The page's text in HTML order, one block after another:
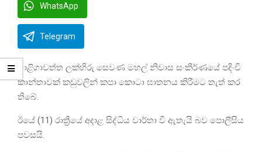
WhatsApp
Telegram
මාළිගාවත්ත ලක්හිරු සෙවණ මහල් නිවාස සංකීර්ණයේ පදිංචි
කාන්තාවක් කඩුවලින් කපා කොටා ඝාතනය කිරීමට තැත් කර
තිබේ.
ඊයේ (11) රාත්‍රීයේ අදාළ සිද්ධිය වාර්තා වී ඇතැයි බව පොලීසිය
පවසයි.